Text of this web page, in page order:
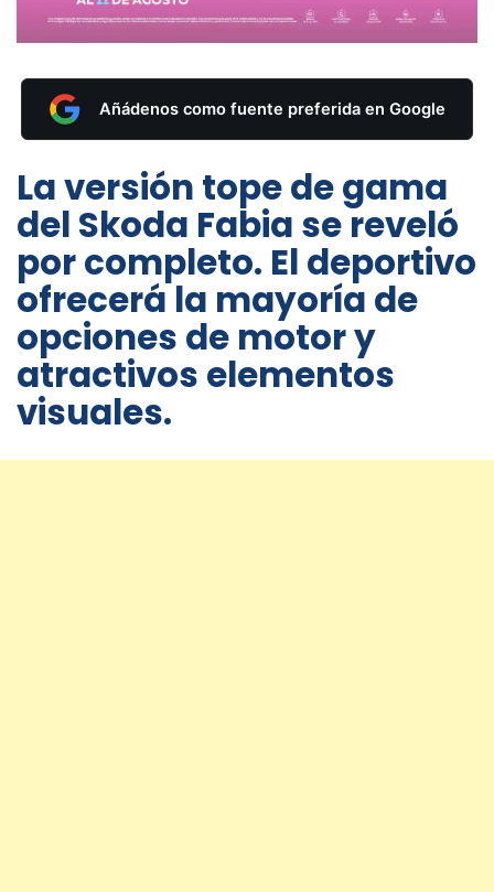
Añádenos como fuente preferida en Google
La versión tope de gama
del Skoda Fabia se reveló
por completo. El deportivo
ofrecerá la mayoría de
opciones de motor y
atractivos elementos
visuales.